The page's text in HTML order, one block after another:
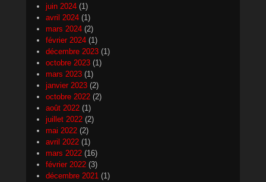
juin 2024 (1)
avril 2024 (1)
mars 2024 (2)
février 2024 (1)
décembre 2023 (1)
octobre 2023 (1)
mars 2023 (1)
janvier 2023 (2)
octobre 2022 (2)
août 2022 (1)
juillet 2022 (2)
mai 2022 (2)
avril 2022 (1)
mars 2022 (16)
février 2022 (3)
décembre 2021 (1)